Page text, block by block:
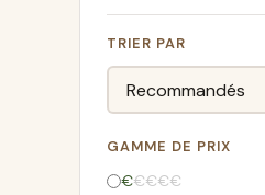
TRIER PAR
GAMME DE PRIX
€€€€€